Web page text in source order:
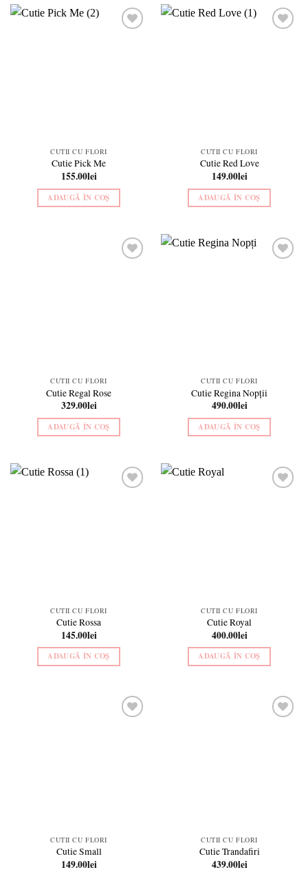
CUTII CU FLORI
Cutie Pick Me
155.00lei
ADAUGĂ ÎN COȘ
CUTII CU FLORI
Cutie Red Love
149.00lei
ADAUGĂ ÎN COȘ
CUTII CU FLORI
Cutie Regal Rose
329.00lei
ADAUGĂ ÎN COȘ
CUTII CU FLORI
Cutie Regina Nopții
490.00lei
ADAUGĂ ÎN COȘ
CUTII CU FLORI
Cutie Rossa
145.00lei
ADAUGĂ ÎN COȘ
CUTII CU FLORI
Cutie Royal
400.00lei
ADAUGĂ ÎN COȘ
CUTII CU FLORI
Cutie Small
149.00lei
CUTII CU FLORI
Cutie Trandafiri
439.00lei